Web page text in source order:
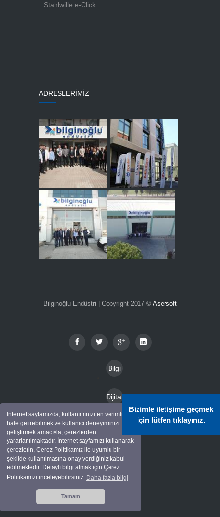
İnternet sayfamızda, kullanımınızı en verimli
hale getirebilmek ve kullanıcı deneyiminizi
geliştirmek amacıyla; çerezlerden
yararlanılmaktadır. İnternet sayfamızı kullanarak
çerezlerin, Çerez Politikamız ile uyumlu bir
şekilde kullanılmasına onay verdiğiniz kabul
edilmektedir. Detaylı bilgi almak için Çerez
Politikamızı inceleyebilirsiniz Daha fazla bilgi
Tamam
Bizimle iletişime geçmek
için lütfen tıklayınız.
Stahlwille e-Click
ADRESLERİMİZ
Bilginoğlu Endüstri | Copyright 2017 © Asersoft
Bilgi
mu
Hizm
etleri
Dijital
Katal
Kam
pany
alar
Mark
alar
İletişi